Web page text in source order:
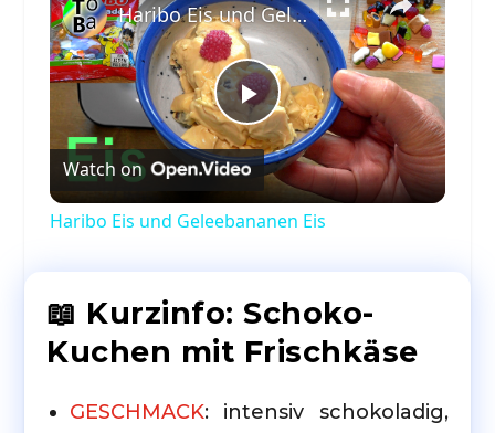
Play
Video
Haribo Eis und Geleebananen Eis
Watch on
Haribo Eis und Geleebananen Eis
📖 Kurzinfo: Schoko-
Kuchen mit Frischkäse
GESCHMACK: intensiv schokoladig,